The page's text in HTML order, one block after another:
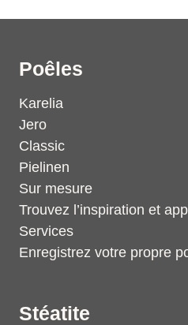
Poêles
Karelia
Jero
Classic
Pielinen
Sur mesure
Trouvez l’inspiration et
Services
Enregistrez votre propre
Stéatite